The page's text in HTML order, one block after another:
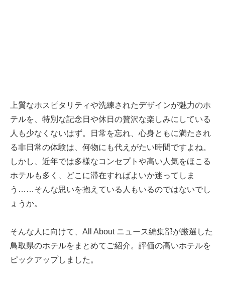
上質なホスピタリティや洗練されたデザインが魅力のホ
テルを、特別な記念日や休日の贅沢な楽しみにしている
人も少なくないはず。日常を忘れ、心身ともに満たされ
る非日常の体験は、何物にも代えがたい時間ですよね。
しかし、近年では多様なコンセプトや高い人気をほこる
ホテルも多く、どこに滞在すればよいか迷ってしま
う……そんな思いを抱えている人もいるのではないでし
ょうか。
そんな人に向けて、All About ニュース編集部が厳選した
鳥取県のホテルをまとめてご紹介。評価の高いホテルを
ピックアップしました。